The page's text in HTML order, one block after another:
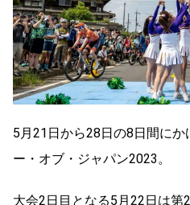
5月21日から28日の8日間に
ー・オブ・ジャパン2023。
大会2日目となる5月22日は第